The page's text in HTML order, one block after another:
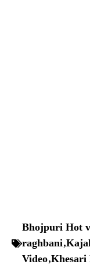
Bhojpuri Hot
raghbani,
Video,